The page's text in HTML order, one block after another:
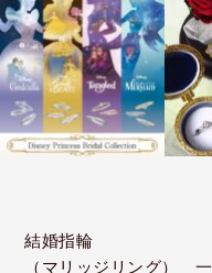
結婚指輪
（マリッジリング） 一